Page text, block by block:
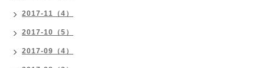
2017-11（4）
2017-10（5）
2017-09（4）